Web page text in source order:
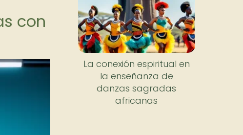
con
La conexión espiritual en
la enseñanza de
danzas sagradas
africanas